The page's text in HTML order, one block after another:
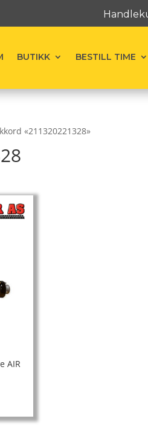
BUTIKK BESTILL TIME
«211320221328»
AIR